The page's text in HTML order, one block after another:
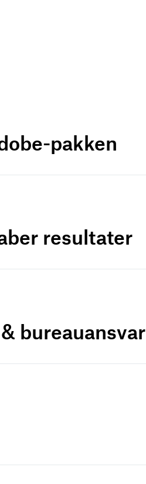
pakken
resultater
bureauansvar